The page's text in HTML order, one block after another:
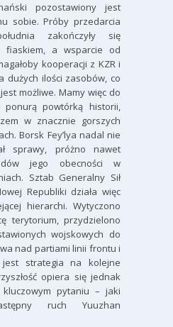
pozostawiony jest
sobie. Próby przedarcia
zakończyły się
fiaskiem, a wsparcie od
kooperacji z KZR i
dużych ilości zasobów, co
możliwe. Mamy więc do
ponurą powtórką historii,
w znacznie gorszych
Borsk Fey’lya nadal nie
sprawy, próżno nawet
jego obecności w
Sztab Generalny Sił
Republiki działa więc
hierarchi. Wytyczono
terytorium, przydzielono
wojskowych do
nad partiami linii frontu i
jest strategia na kolejne
opiera się jednak
pytaniu – jaki
ruch Yuuzhan